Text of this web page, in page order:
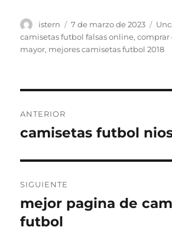
Autor
istern
Publicado
el
7 de marzo de 2023
camisetas futbol falsas online,comprar
mayor, mejores camisetas futbol 2018
de
ANTERIOR
Entrada
camisetas futbol
SIGUIENTE
Entrada
siguiente:
mejor pagina de
futbol